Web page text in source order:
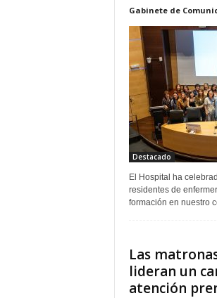
Gabinete de
Destacado
El Hospital ha
residentes de
Las
lideran un
atención